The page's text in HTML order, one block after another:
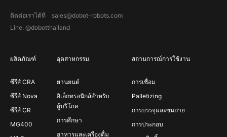
ติดต่อเราได้ที sales@dobot-robots.com
Line: @dobotthailand
ผลิตภัณฑ์
ซีรีส์ CRA
ซีรีส์ Nova
ซีรีส์ CR
MG400
อุตสาหกรรม
ยานยนต์
อิเล็กทรอนิกส์สำหรับ
ผู้บริโภค
การศึกษา
อาหารและเครื่องดื่ม
สถานการณ์การใช้งาน
การเชื่อม
Palletizing
การบรรจุและขนถ่าย
การประกอบ